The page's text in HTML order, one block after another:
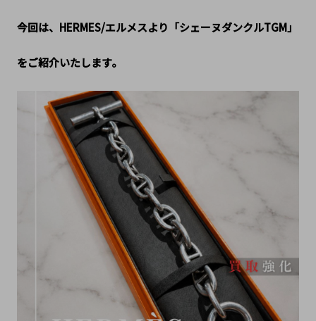
今回は、HERMES/エルメスより「シェーヌダンクルTGM」
をご紹介いたします。